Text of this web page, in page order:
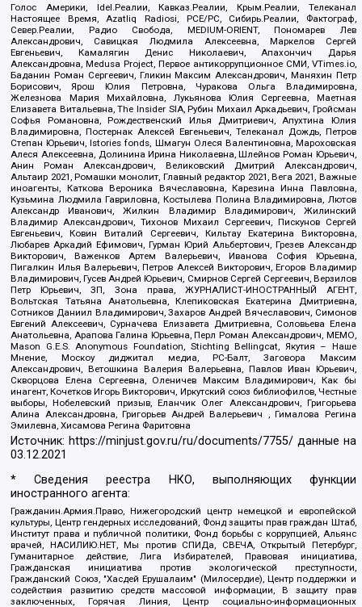
Голос Америки, Idel.Реалии, Кавказ.Реалии, Крым.Реалии, Телеканал
Настоящее Время, Azatliq Radiosi, PCE/PC, Сибирь.Реалии, Фактограф,
Север.Реалии, Радио Свобода, MEDIUM-ORIENT, Пономарев Лев
Александрович, Савицкая Людмила Алексеевна, Маркелов Сергей
Евгеньевич, Камалягин Денис Николаевич, Апахончич Дарья
Александровна, Medusa Project, Первое антикоррупционное СМИ, VTimes.io,
Баданин Роман Сергеевич, Гликин Максим Александрович, Маняхин Петр
Борисович, Ярош Юлия Петровна, Чуракова Ольга Владимировна,
Железнова Мария Михайловна, Лукьянова Юлия Сергеевна, Маетная
Елизавета Витальевна, The Insider SIA, Рубин Михаил Аркадьевич, Гройсман
Софья Романовна, Рождественский Илья Дмитриевич, Апухтина Юлия
Владимировна, Постернак Алексей Евгеньевич, Телеканал Дождь, Петров
Степан Юрьевич, Istories fonds, Шмагун Олеся Валентиновна, Мароховская
Алеся Алексеевна, Долинина Ирина Николаевна, Шлейнов Роман Юрьевич,
Анин Роман Александрович, Великовский Дмитрий Александрович,
Альтаир 2021, Ромашки монолит, Главный редактор 2021, Вега 2021, Важные
иноагенты, Каткова Вероника Вячеславовна, Карезина Инна Павловна,
Кузьмина Людмила Гавриловна, Костылева Полина Владимировна, Лютов
Александр Иванович, Жилкин Владимир Владимирович, Жилинский
Владимир Александрович, Тихонов Михаил Сергеевич, Пискунов Сергей
Евгеньевич, Ковин Виталий Сергеевич, Кильтау Екатерина Викторовна,
Любарев Аркадий Ефимович, Гурман Юрий Альбертович, Грезев Александр
Викторович, Важенков Артем Валерьевич, Иванова София Юрьевна,
Пигалкин Илья Валерьевич, Петров Алексей Викторович, Егоров Владимир
Владимирович, Гусев Андрей Юрьевич, Смирнов Сергей Сергеевич, Верзилов
Петр Юрьевич, ЗП, Зона права, ЖУРНАЛИСТ-ИНОСТРАННЫЙ АГЕНТ,
Вольтская Татьяна Анатольевна, Клепиковская Екатерина Дмитриевна,
Сотников Даниил Владимирович, Захаров Андрей Вячеславович, Симонов
Евгений Алексеевич, Сурначева Елизавета Дмитриевна, Соловьева Елена
Анатольевна, Арапова Галина Юрьевна, Перл Роман Александрович, МЕМО,
Mason G.E.S. Anonymous Foundation, Stichting Bellingcat, Якутия – Наше
Мнение, Москоу диджитал медиа, РС-Балт, Заговора Максим
Александрович, Ветошкина Валерия Валерьевна, Павлов Иван Юрьевич,
Скворцова Елена Сергеевна, Оленичев Максим Владимирович, Как бы
инагент, Кочетков Игорь Викторович, Иркутский союз библиофилов, Честные
выборы, Нобелевский призыв, Еланчик Олег Александрович, Григорьева
Алина Александровна, Григорьев Андрей Валерьевич , Гималова Регина
Эмилевна, Хисамова Регина Фаритовна
Источник: https://minjust.gov.ru/ru/documents/7755/ данные на
03.12.2021
* Сведения реестра НКО, выполняющих функции
иностранного агента:
Гражданин.Армия.Право, Нижегородский центр немецкой и европейской
культуры, Центр гендерных исследований, Фонд защиты прав граждан Штаб,
Институт права и публичной политики, Фонд борьбы с коррупцией, Альянс
врачей, НАСИЛИЮ.НЕТ, Мы против СПИДа, СВЕЧА, Открытый Петербург,
Гуманитарное действие, Лига Избирателей, Правовая инициатива,
Гражданская инициатива против экологической преступности,
Гражданский Союз, "Хасдей Ерушалаим" (Милосердие), Центр поддержки и
содействия развитию средств массовой информации, В защиту прав
заключенных, Горячая Линия, Центр социально-информационных